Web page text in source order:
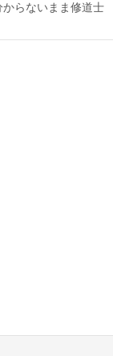
らないまま修道士